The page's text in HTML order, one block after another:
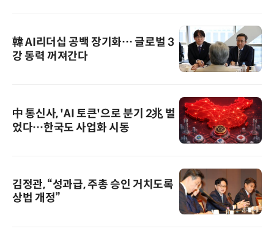
韓 AI리더십 공백 장기화… 글로벌 3
강 동력 꺼져간다
中 통신사, 'AI 토큰'으로 분기 2兆 벌
었다…한국도 사업화 시동
김정관, “성과급, 주총 승인 거치도록
상법 개정”